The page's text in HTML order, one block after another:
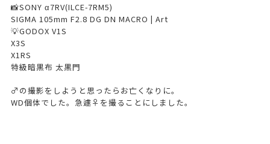
📸SONY α7RV(ILCE-7RM5)
SIGMA 105mm F2.8 DG DN MACRO | Art
💡GODOX V1S
X3S
X1RS
特級暗黒布 太黒門
♂の撮影をしようと思ったらお亡くなりに。
WD個体でした。急遽♀を撮ることにしました。